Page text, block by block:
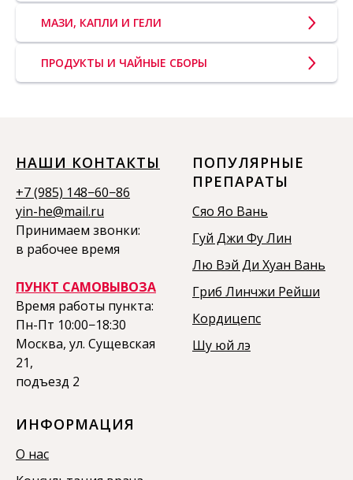
МАЗИ, КАПЛИ И ГЕЛИ
ПРОДУКТЫ И ЧАЙНЫЕ СБОРЫ
НАШИ КОНТАКТЫ
+7 (985) 148−60−86
yin-he@mail.ru
Принимаем звонки:
в рабочее время
ПУНКТ САМОВЫВОЗА
Время работы пункта:
Пн-Пт 10:00−18:30
Москва, ул. Сущевская
21,
подъезд 2
ПОПУЛЯРНЫЕ
ПРЕПАРАТЫ
Сяо Яо Вань
Гуй Джи Фу Лин
Лю Вэй Ди Хуан Вань
Гриб Линчжи Рейши
Кордицепс
Шу юй лэ
ИНФОРМАЦИЯ
О нас